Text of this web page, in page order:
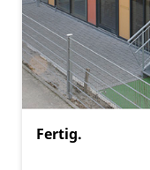
Fertig.